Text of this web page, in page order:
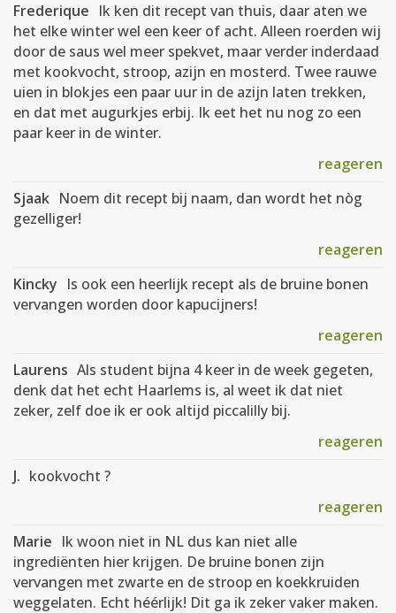
Frederique Ik ken dit recept van thuis, daar aten we
het elke winter wel een keer of acht. Alleen roerden wij
door de saus wel meer spekvet, maar verder inderdaad
met kookvocht, stroop, azijn en mosterd. Twee rauwe
uien in blokjes een paar uur in de azijn laten trekken,
en dat met augurkjes erbij. Ik eet het nu nog zo een
paar keer in de winter.
reageren
Sjaak Noem dit recept bij naam, dan wordt het nòg
gezelliger!
reageren
Kincky Is ook een heerlijk recept als de bruine bonen
vervangen worden door kapucijners!
reageren
Laurens Als student bijna 4 keer in de week gegeten,
denk dat het echt Haarlems is, al weet ik dat niet
zeker, zelf doe ik er ook altijd piccalilly bij.
reageren
J. kookvocht ?
reageren
Marie Ik woon niet in NL dus kan niet alle
ingrediënten hier krijgen. De bruine bonen zijn
vervangen met zwarte en de stroop en koekkruiden
weggelaten. Echt héérlijk! Dit ga ik zeker vaker maken.